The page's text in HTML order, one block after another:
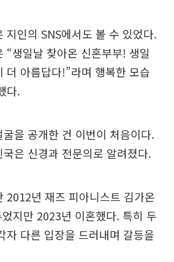
지인의 SNS에서도 볼 수 있었다.
“생일날 찾아온 신혼부부! 생일
더 아름답다!”라며 행복한 모습
다.
을 공개한 건 이번이 처음이다.
은 신경과 전문의로 알려졌다.
2012년 재즈 피아니스트 김가온
지만 2023년 이혼했다. 특히 두
자 다른 입장을 드러내며 갈등을